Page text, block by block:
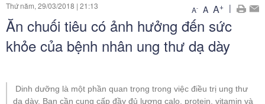
Thứ năm, 29/03/2018 | 21:13 A- A A+ |
Ăn chuối tiêu có ảnh hưởng đến sức
khỏe của bệnh nhân ung thư dạ dày
Dinh dưỡng là một phần quan trọng trong việc điều trị ung thư
dạ dày. Bạn cần cung cấp đầy đủ lượng calo, protein, vitamin và